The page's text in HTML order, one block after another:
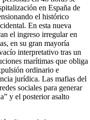
en España de
el histórico
En esta nueva
el ingreso irregular en
en su gran mayoría
interpretativo tras un
marítimas que obliga
ordinario e
jurídica. Las mafias del
sociales para generar
y el posterior asalto